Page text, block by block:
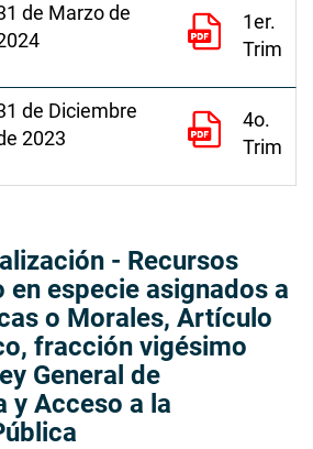
de Marzo de
1er.
Trim
de Diciembre
2023
4o.
Trim
- Recursos
especie asignados a
o Morales, Artículo
fracción vigésimo
General de
y Acceso a la